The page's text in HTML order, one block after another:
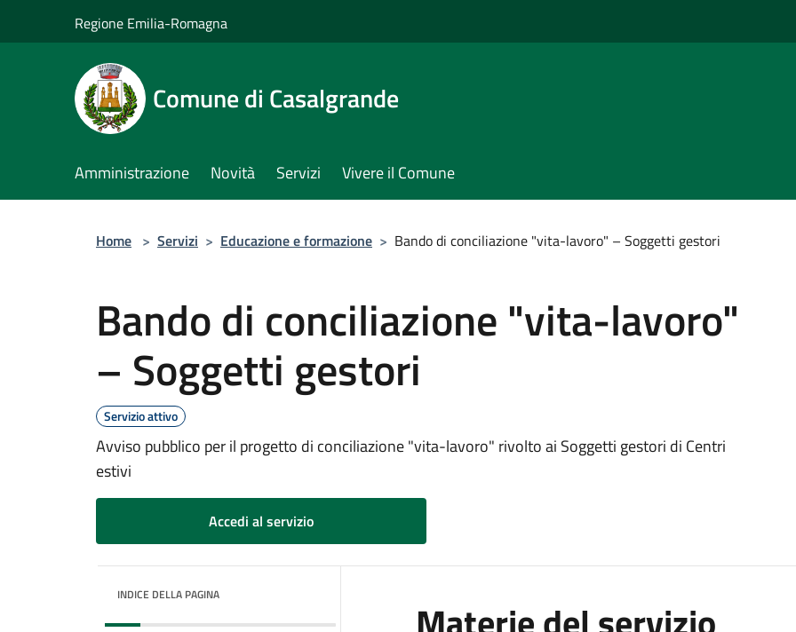
Regione Emilia-Romagna
Comune di Casalgrande
Amministrazione Novità Servizi Vivere il Comune
Home > Servizi > Educazione e formazione > Bando di conciliazione "vita-lavoro" – Soggetti gestori
Bando di conciliazione "vita-lavoro"
– Soggetti gestori
Servizio attivo
Avviso pubblico per il progetto di conciliazione "vita-lavoro" rivolto ai Soggetti gestori di Centri
estivi
Accedi al servizio
INDICE DELLA PAGINA